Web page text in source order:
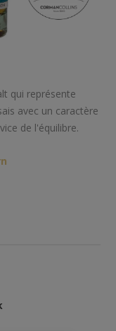
qui représente
avec un caractère
de l'équilibre.